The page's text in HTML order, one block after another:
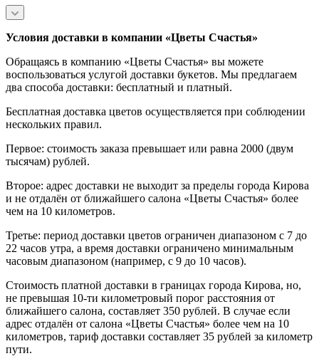
Условия доставки в компании «Цветы Счастья»
Обращаясь в компанию «Цветы Счастья» вы можете
воспользоваться услугой доставки букетов. Мы предлагаем
два способа доставки: бесплатный и платный.
Бесплатная доставка цветов осуществляется при соблюдении
нескольких правил.
Первое: стоимость заказа превышает или равна 2000 (двум
тысячам) рублей.
Второе: адрес доставки не выходит за пределы города Кирова
и не отдалён от ближайшего салона «Цветы Счастья» более
чем на 10 километров.
Третье: период доставки цветов ограничен диапазоном с 7 до
22 часов утра, а время доставки ограничено минимальным
часовым диапазоном (например, с 9 до 10 часов).
Стоимость платной доставки в границах города Кирова, но,
не превышая 10-ти километровый порог расстояния от
ближайшего салона, составляет 350 рублей. В случае если
адрес отдалён от салона «Цветы Счастья» более чем на 10
километров, тариф доставки составляет 35 рублей за километр
пути.